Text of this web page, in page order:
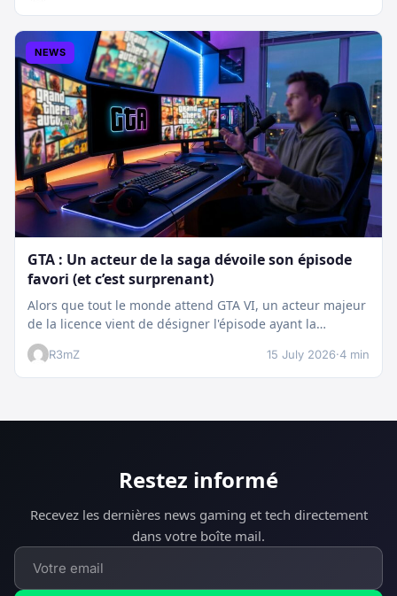
NEWS
GTA : Un acteur de la saga dévoile son épisode
favori (et c’est surprenant)
Alors que tout le monde attend GTA VI, un acteur majeur
de la licence vient de désigner l'épisode ayant la…
R3mZ 15 July 2026·4 min
Restez informé
Recevez les dernières news gaming et tech directement
dans votre boîte mail.